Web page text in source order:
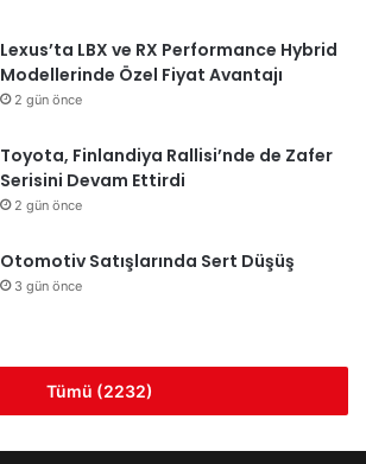
Lexus’ta LBX ve RX Performance Hybrid
Modellerinde Özel Fiyat Avantajı
2 gün önce
Toyota, Finlandiya Rallisi’nde de Zafer
Serisini Devam Ettirdi
2 gün önce
Otomotiv Satışlarında Sert Düşüş
3 gün önce
Tümü (2232)